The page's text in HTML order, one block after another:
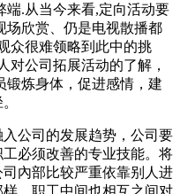
端.从当今来看,定向活动要
场欣赏、仍是电视散播都
众很难领略到此中的挑
对公司拓展活动的了解，
锻炼身体，促进感情，建
公司的发展趋势，公司要
必须改善的专业技能。将
內部比较严重依靠别人进
，职工中间也相互之间对